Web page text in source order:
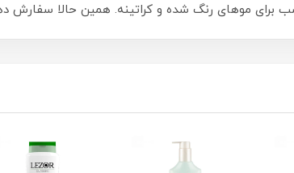
برای موهای رنگ شده و کراتینه. همین حالا سفارش